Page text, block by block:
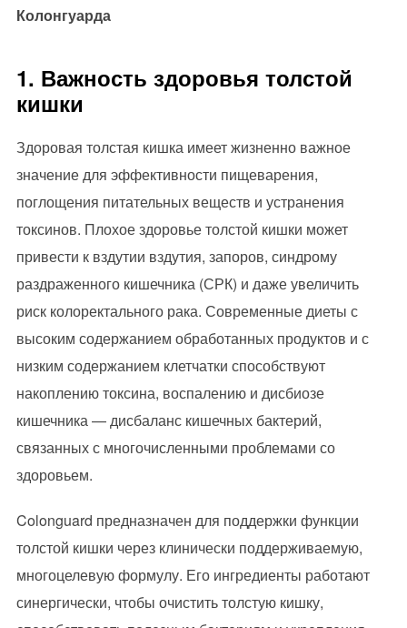
Колонгуарда
1. Важность здоровья толстой
кишки
Здоровая толстая кишка имеет жизненно важное
значение для эффективности пищеварения,
поглощения питательных веществ и устранения
токсинов. Плохое здоровье толстой кишки может
привести к вздутии вздутия, запоров, синдрому
раздраженного кишечника (СРК) и даже увеличить
риск колоректального рака. Современные диеты с
высоким содержанием обработанных продуктов и с
низким содержанием клетчатки способствуют
накоплению токсина, воспалению и дисбиозе
кишечника — дисбаланс кишечных бактерий,
связанных с многочисленными проблемами со
здоровьем.
Colonguard предназначен для поддержки функции
толстой кишки через клинически поддерживаемую,
многоцелевую формулу. Его ингредиенты работают
синергически, чтобы очистить толстую кишку,